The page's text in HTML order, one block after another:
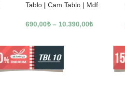
Tablo | Cam Tablo | Mdf
690,00₺ – 10.390,00₺